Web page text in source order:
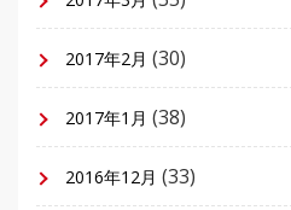
2017年2月 (30)
2017年1月 (38)
2016年12月 (33)